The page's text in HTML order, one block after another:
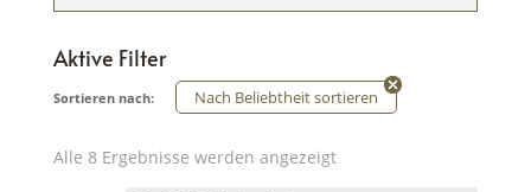
Aktive Filter
Sortieren nach: Nach Beliebtheit sortieren
Alle 8 Ergebnisse werden angezeigtNach